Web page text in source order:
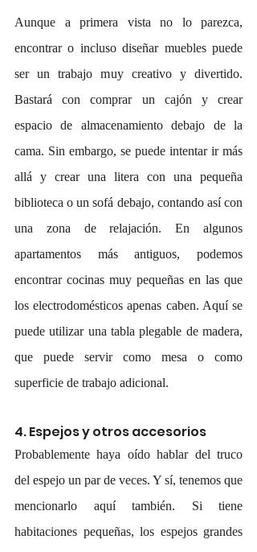
Aunque a primera vista no lo parezca,
encontrar o incluso diseñar muebles puede
ser un trabajo muy creativo y divertido.
Bastará con comprar un cajón y crear
espacio de almacenamiento debajo de la
cama. Sin embargo, se puede intentar ir más
allá y crear una litera con una pequeña
biblioteca o un sofá debajo, contando así con
una zona de relajación. En algunos
apartamentos más antiguos, podemos
encontrar cocinas muy pequeñas en las que
los electrodomésticos apenas caben. Aquí se
puede utilizar una tabla plegable de madera,
que puede servir como mesa o como
superficie de trabajo adicional.
4. Espejos y otros accesorios
Probablemente haya oído hablar del truco
del espejo un par de veces. Y sí, tenemos que
mencionarlo aquí también. Si tiene
habitaciones pequeñas, los espejos grandes